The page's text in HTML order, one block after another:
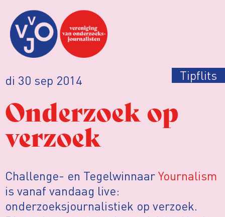
di 30 sep 2014 Tipflits
Onderzoek op
verzoek
Challenge- en TegelwinnaarYournalism
is vanaf vandaag live:
onderzoeksjournalistiek op verzoek.